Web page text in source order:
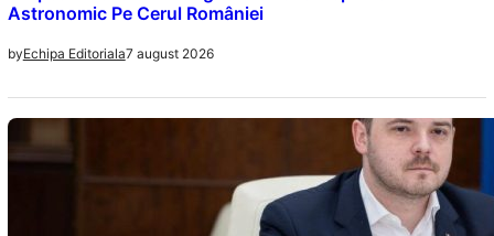
Astronomic Pe Cerul României
byEchipa Editoriala7 august 2026